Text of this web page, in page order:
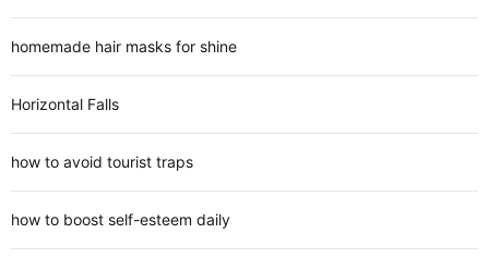
homemade hair masks for shine
Horizontal Falls
how to avoid tourist traps
how to boost self-esteem daily